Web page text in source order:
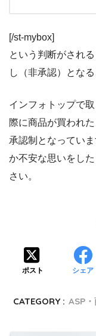
[/st-mybox]
という判断がされ
し（非承認）とな
インフォトップで
際に商品が買われた
承認制となってい
か不安な思いをし
さい。
ポスト シェア
CATEGORY : ASP